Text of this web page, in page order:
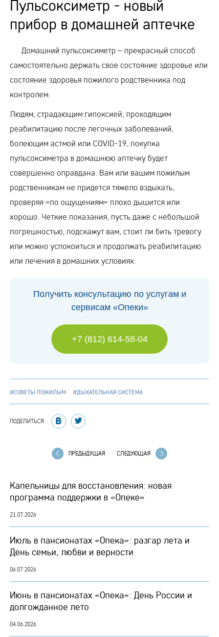
Пульсоксиметр - новый
прибор в домашней аптечке
Домашний пульсоксиметр – прекрасный способ
самостоятельно держать свое состояние здоровье или
состояние здоровья пожилого родственника под
контролем.
Людям, страдающим гипоксией, проходящим
реабилитацию после легочных заболеваний,
болеющим астмой или COVID-19, покупка
пульсоксиметра в домашнюю аптечку будет
совершенно оправдана. Вам или вашим пожилым
родственникам не придется тяжело вздыхать,
проверяя «по ощущениям» плохо дышится или
хорошо. Четкие показания, пусть даже с небольшой
погрешностью, подскажут вам, стоит ли бить тревогу
или можно успокоиться и продолжать реабилитацию
или лечения в домашних условиях.
Получить консультацию по услугам и
сервисам «Опеки»
+7 (812) 614-58-04
#СОВЕТЫ ПОЖИЛЫМ #ДЫХАТЕЛЬНАЯ СИСТЕМА
ПОДЕЛИТЬСЯ
ПРЕДЫДУЩАЯ СЛЕДУЮЩАЯ
Капельницы для восстановления: новая
программа поддержки в «Опеке»
21.07.2026
Июль в пансионатах «Опека»: разгар лета и
День семьи, любви и верности
06.07.2026
Июнь в пансионатах «Опека»: День России и
долгожданное лето
04.06.2026